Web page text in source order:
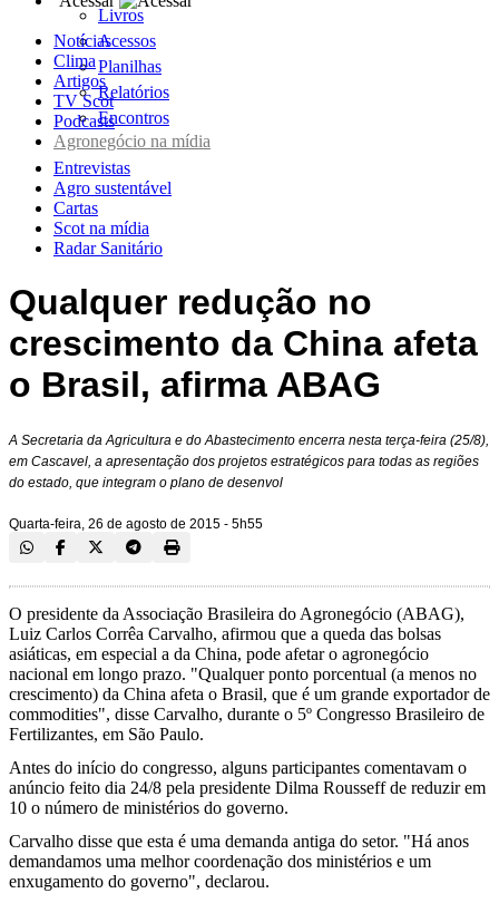
Livros
Acessos
Planilhas
Relatórios
Encontros
Notícias
Clima
Artigos
TV Scot
Podcasts
Agronegócio na mídia
Entrevistas
Agro sustentável
Cartas
Scot na mídia
Radar Sanitário
Qualquer redução no
crescimento da China afeta
o Brasil, afirma ABAG
A Secretaria da Agricultura e do Abastecimento encerra nesta terça-feira (25/8),
em Cascavel, a apresentação dos projetos estratégicos para todas as regiões
do estado, que integram o plano de desenvol
Quarta-feira, 26 de agosto de 2015 - 5h55
O presidente da Associação Brasileira do Agronegócio (ABAG),
Luiz Carlos Corrêa Carvalho, afirmou que a queda das bolsas
asiáticas, em especial a da China, pode afetar o agronegócio
nacional em longo prazo. "Qualquer ponto porcentual (a menos no
crescimento) da China afeta o Brasil, que é um grande exportador de
commodities", disse Carvalho, durante o 5º Congresso Brasileiro de
Fertilizantes, em São Paulo.
Antes do início do congresso, alguns participantes comentavam o
anúncio feito dia 24/8 pela presidente Dilma Rousseff de reduzir em
10 o número de ministérios do governo.
Carvalho disse que esta é uma demanda antiga do setor. "Há anos
demandamos uma melhor coordenação dos ministérios e um
enxugamento do governo", declarou.